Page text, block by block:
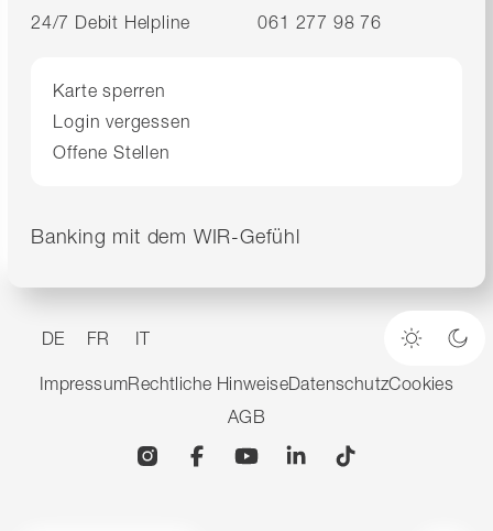
24/7 Debit Helpline
061 277 98 76
Karte sperren
Login vergessen
Offene Stellen
Banking mit dem WIR-Gefühl
DE FR IT
Heller
ImpressumRechtliche HinweiseDatenschutzCookies
AGB
InstagramFacebookYouTubeLinkedin